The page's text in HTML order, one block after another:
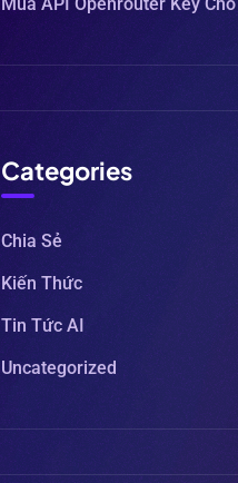
Categories
Chia Sẻ
Kiến Thức
Tin Tức AI
Uncategorized